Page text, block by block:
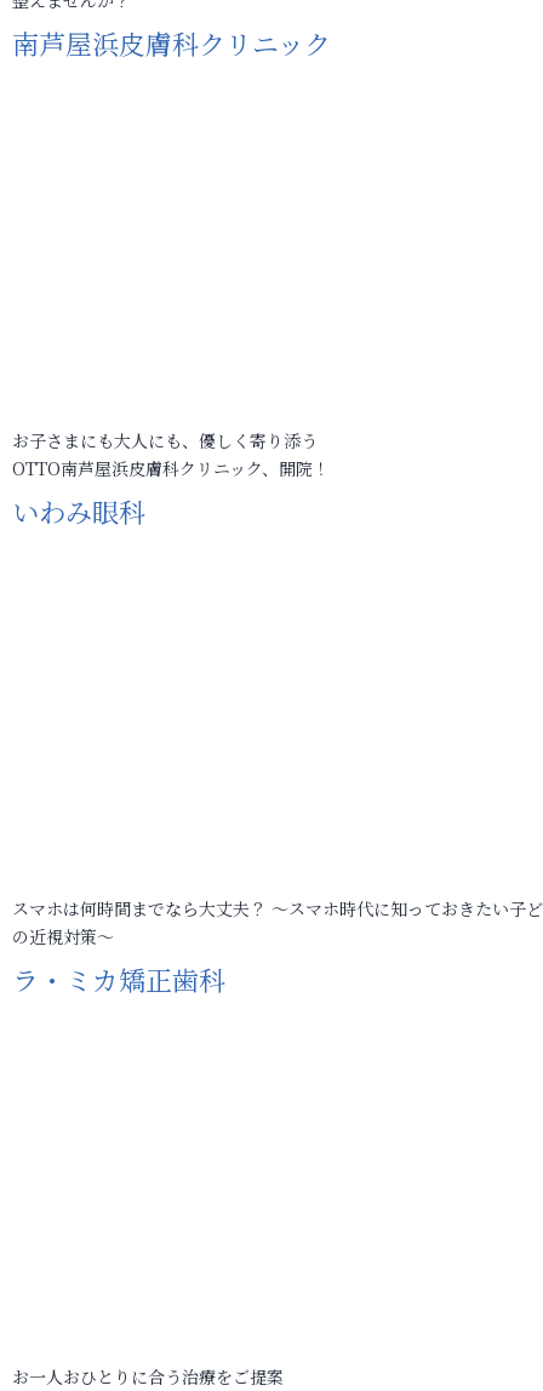
南芦屋浜皮膚科クリニック
お子さまにも大人にも、優しく寄り添う
OTTO南芦屋浜皮膚科クリニック、開院！
いわみ眼科
スマホは何時間までなら大丈夫？ ～スマホ時代に知っておきたい子
の近視対策～
ラ・ミカ矯正歯科
お一人おひとりに合う治療をご提案